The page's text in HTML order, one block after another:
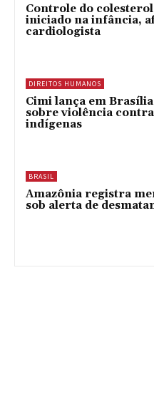
Controle do
iniciado na infância,
cardiologista
DIREITOS HUMANOS
Cimi lança em
sobre violência
indígenas
BRASIL
Amazônia registra
sob alerta de